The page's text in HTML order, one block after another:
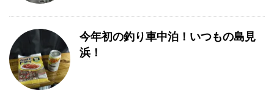
今年初の釣り車中泊！いつもの島見
浜！